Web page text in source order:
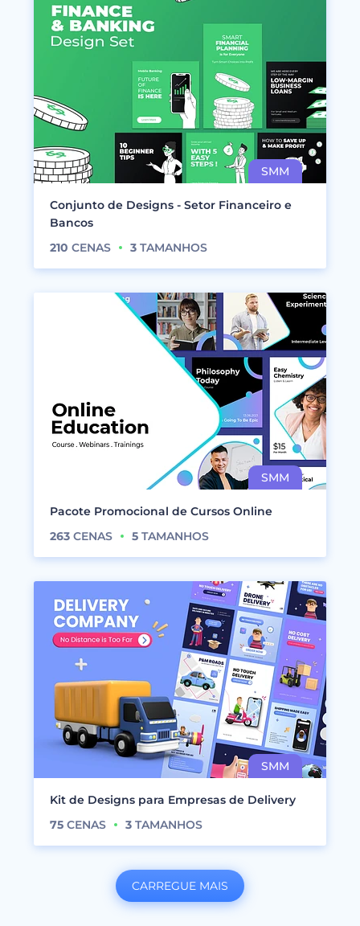
Conjunto de Designs - Setor Financeiro e
Bancos
210 CENAS 3 TAMANHOS
Pacote Promocional de Cursos Online
263 CENAS 5 TAMANHOS
Kit de Designs para Empresas de Delivery
75 CENAS 3 TAMANHOS
CARREGUE MAIS